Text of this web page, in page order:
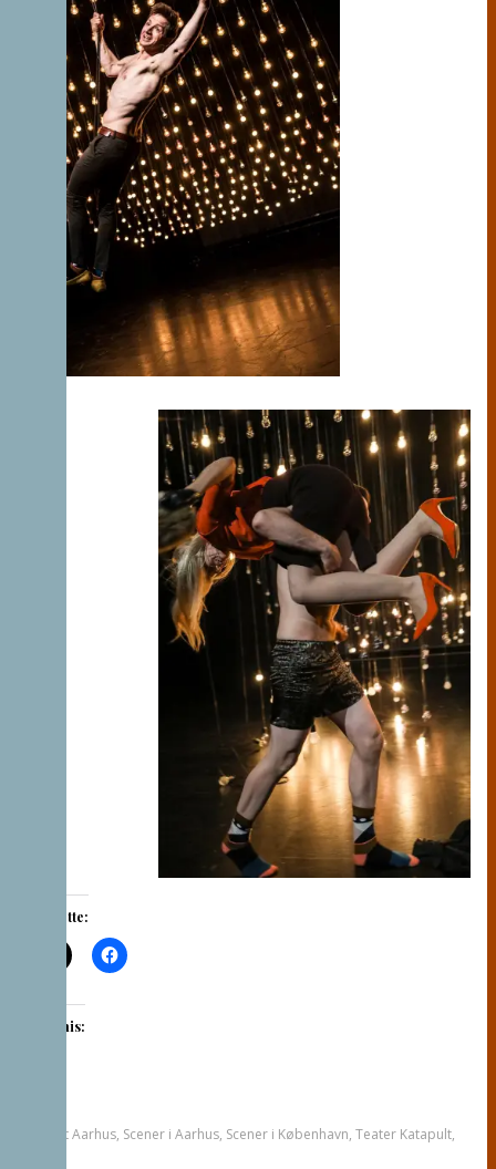
Del dette:
Like this:
TaggetAarhus, Scener i Aarhus, Scener i København, Teater Katapult,